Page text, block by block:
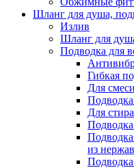
Шланг для душа,
Излив
Шланг для
Подводка для
Гибкая
Для
Для
из